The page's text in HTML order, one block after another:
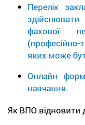
Перелік
фахової
(професійно-
яких може
Онлайн
навчання.
Як ВПО відновити